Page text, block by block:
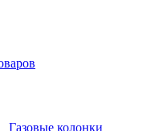
Газовые колонки